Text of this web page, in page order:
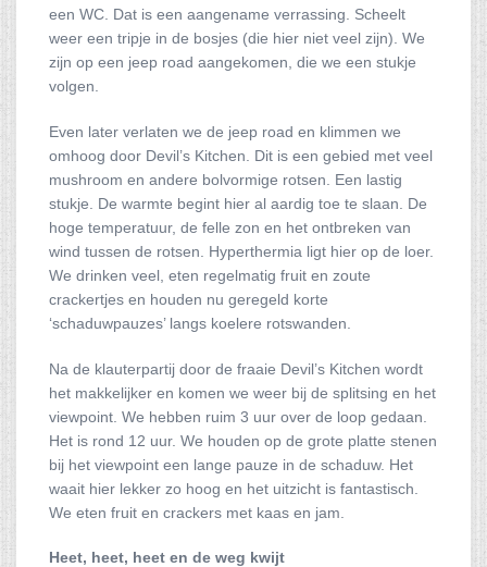
een WC. Dat is een aangename verrassing. Scheelt
weer een tripje in de bosjes (die hier niet veel zijn). We
zijn op een jeep road aangekomen, die we een stukje
volgen.
Even later verlaten we de jeep road en klimmen we
omhoog door Devil’s Kitchen. Dit is een gebied met veel
mushroom en andere bolvormige rotsen. Een lastig
stukje. De warmte begint hier al aardig toe te slaan. De
hoge temperatuur, de felle zon en het ontbreken van
wind tussen de rotsen. Hyperthermia ligt hier op de loer.
We drinken veel, eten regelmatig fruit en zoute
crackertjes en houden nu geregeld korte
‘schaduwpauzes’ langs koelere rotswanden.
Na de klauterpartij door de fraaie Devil’s Kitchen wordt
het makkelijker en komen we weer bij de splitsing en het
viewpoint. We hebben ruim 3 uur over de loop gedaan.
Het is rond 12 uur. We houden op de grote platte stenen
bij het viewpoint een lange pauze in de schaduw. Het
waait hier lekker zo hoog en het uitzicht is fantastisch.
We eten fruit en crackers met kaas en jam.
Heet, heet, heet en de weg kwijt